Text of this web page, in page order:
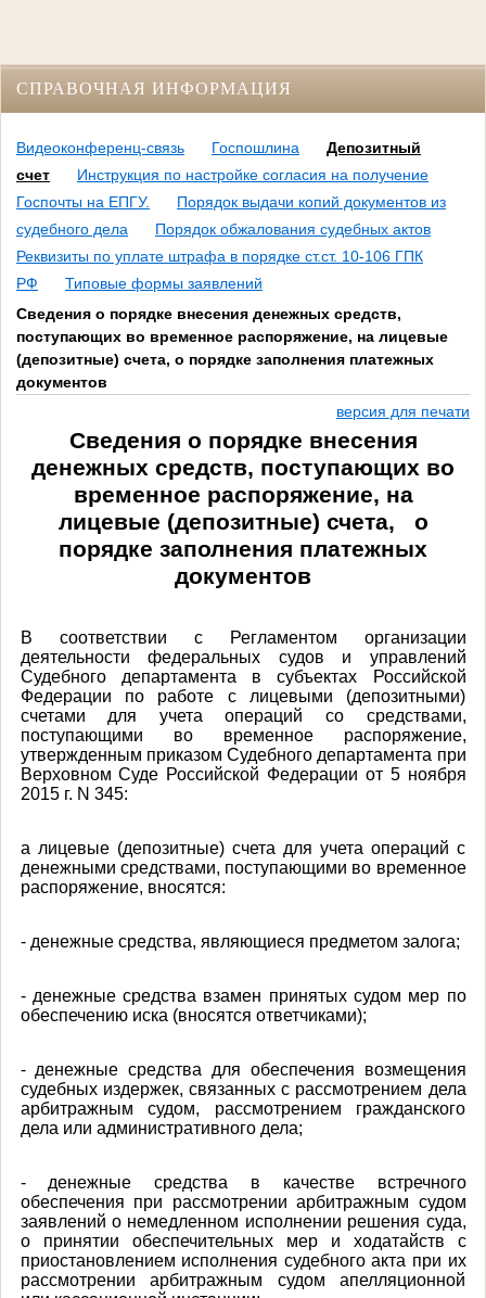
СПРАВОЧНАЯ ИНФОРМАЦИЯ
Видеоконференц-связь Госпошлина
Депозитный
счет
Инструкция по настройке согласия на получение
Госпочты на ЕПГУ.
Порядок выдачи копий документов из
судебного дела
Порядок обжалования судебных актов
Реквизиты по уплате штрафа в порядке ст.ст. 10-106 ГПК
РФ
Типовые формы заявлений
Сведения о порядке внесения денежных средств,
поступающих во временное распоряжение, на лицевые
(депозитные) счета, о порядке заполнения платежных
документов
версия для печати
Сведения о порядке внесения
денежных средств, поступающих во
временное распоряжение, на
лицевые (депозитные) счета, о
порядке заполнения платежных
документов
В соответствии с Регламентом организации
деятельности федеральных судов и управлений
Судебного департамента в субъектах Российской
Федерации по работе с лицевыми (депозитными)
счетами для учета операций со средствами,
поступающими во временное распоряжение,
утвержденным приказом Судебного департамента при
Верховном Суде Российской Федерации от 5 ноября
2015 г. N 345:
а лицевые (депозитные) счета для учета операций с
денежными средствами, поступающими во временное
распоряжение, вносятся:
- денежные средства, являющиеся предметом залога;
- денежные средства взамен принятых судом мер по
обеспечению иска (вносятся ответчиками);
- денежные средства для обеспечения возмещения
судебных издержек, связанных с рассмотрением дела
арбитражным судом, рассмотрением гражданского
дела или административного дела;
- денежные средства в качестве встречного
обеспечения при рассмотрении арбитражным судом
заявлений о немедленном исполнении решения суда,
о принятии обеспечительных мер и ходатайств с
приостановлением исполнения судебного акта при их
рассмотрении арбитражным судом апелляционной